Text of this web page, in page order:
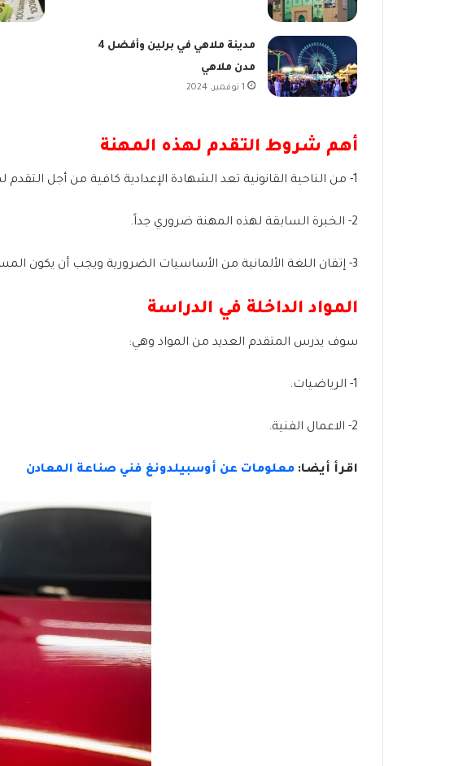
مدينة ملاهي في برلين وأفضل 4
مدن ملاهي
1 نوفمبر، 2024
أهم شروط التقدم لهذه المهنة
1- من الناحية القانونية تعد الشهادة الإعدادية كافية من أجل التقدم لهذه المهنة وبعض المدارس لاتطلب أية شهادة علمية.
2- الخبرة السابقة لهذه المهنة ضروري جداً.
3- إتقان اللغة الألمانية من الأساسيات الضرورية ويجب أن يكون المستوى اللغوي لا يقل عن B2.
المواد الداخلة في الدراسة
سوف يدرس المتقدم العديد من المواد وهي:
1- الرياضيات.
2- الاعمال الفنية.
اقرأ أيضا: معلومات عن أوسبيلدونغ فني صناعة المعادن